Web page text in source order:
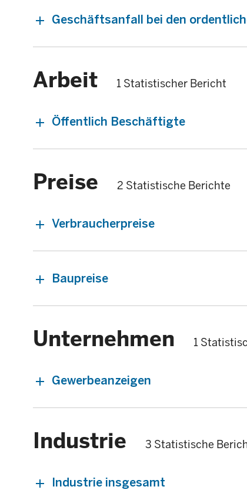
Geschäftsanfall bei den
Arbeit 1 Statistischer Bericht
Öffentlich Beschäftigte
Preise 2 Statistische Berichte
Verbraucherpreise
Baupreise
Unternehmen 1
Gewerbeanzeigen
Industrie 3 Statistische
Industrie insgesamt